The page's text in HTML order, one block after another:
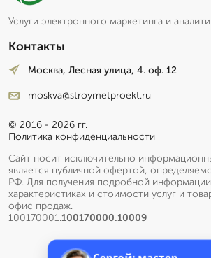
Услуги электронного маркетинга и
Контакты
Москва, Лесная улица, 4. оф. 12
moskva@stroymetproekt.ru
© 2016 - 2026 гг.
Политика конфиденциальности
Сайт носит исключительно
является публичной офертой,
РФ. Для получения подробной информации
характеристиках и стоимости услуг и
офис продаж.
100170001.100170000.10009